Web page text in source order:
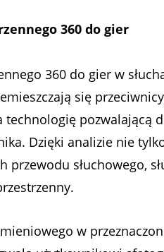
360 do gier
360 do gier w
się
pozwalającą
Dzięki analizie nie
przewodu słuchowego,
w